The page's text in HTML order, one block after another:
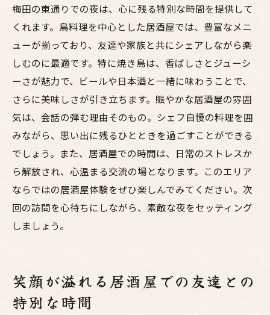
梅田の東通りでの夜は、心に残る特別な時間を提供して
くれます。鳥料理を中心とした居酒屋では、豊富なメニ
ューが揃っており、友達や家族と共にシェアしながら楽
しむのに最適です。特に焼き鳥は、香ばしさとジューシ
ーさが魅力で、ビールや日本酒と一緒に味わうことで、
さらに美味しさが引き立ちます。賑やかな居酒屋の雰囲
気は、会話の弾む理由そのもの。シェフ自慢の料理を囲
みながら、思い出に残るひとときを過ごすことができる
でしょう。また、居酒屋での時間は、日常のストレスか
ら解放され、心温まる交流の場となります。このエリア
ならではの居酒屋体験をぜひ楽しんでみてください。次
回の訪問を心待ちにしながら、素敵な夜をセッティング
しましょう。
笑顔が溢れる居酒屋での友達との
特別な時間